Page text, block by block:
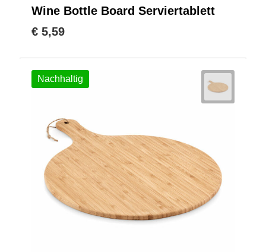
Wine Bottle Board Serviertablett
€ 5,59
Nachhaltig